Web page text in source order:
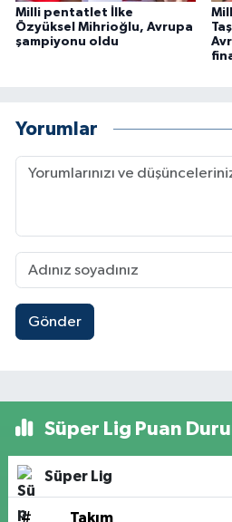
Milli pentatlet İlke
Özyüksel Mihrioğlu, Avrupa
şampiyonu oldu
Yorumlar
Gönder
Süper Lig Puan
Süper Lig
# Takım